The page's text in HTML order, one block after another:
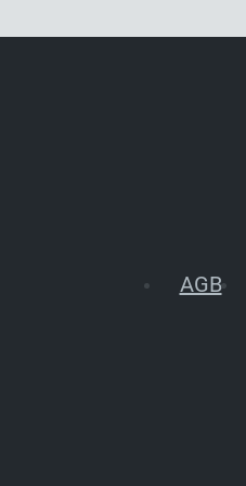
AGB